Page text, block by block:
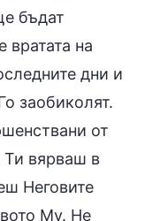
бъдат
вратата на
дни и
заобиколят.
от
Ти вярваш в
Неговите
Му. Не